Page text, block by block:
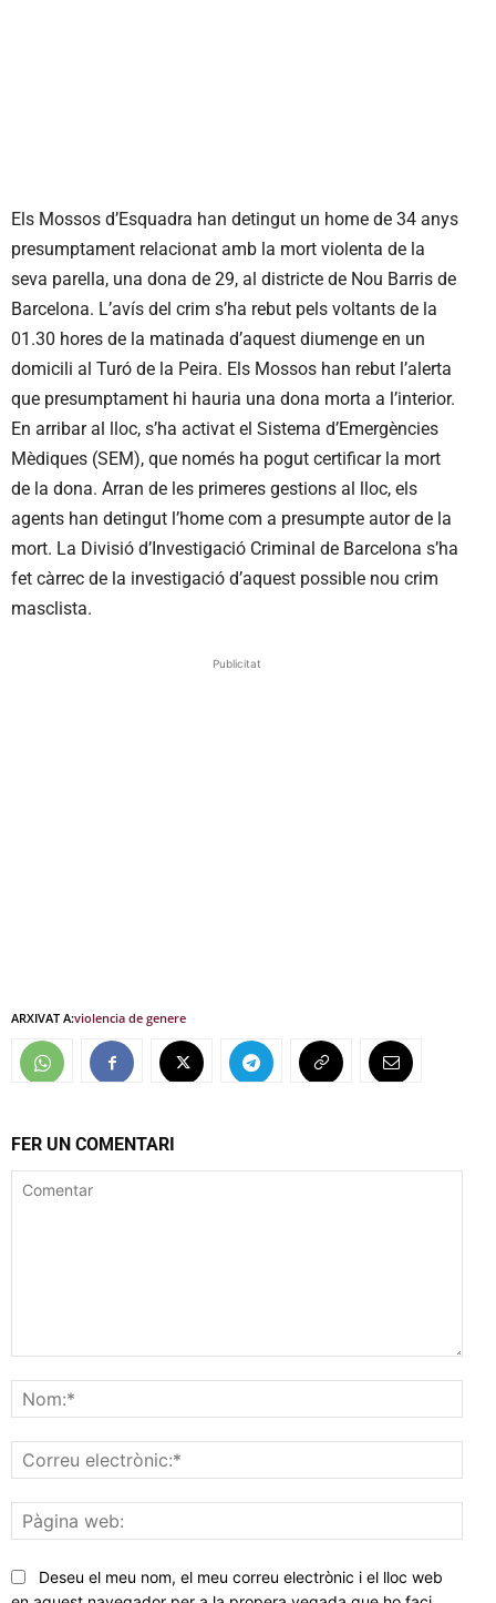
Els Mossos d’Esquadra han detingut un home de 34 anys
presumptament relacionat amb la mort violenta de la
seva parella, una dona de 29, al districte de Nou Barris de
Barcelona. L’avís del crim s’ha rebut pels voltants de la
01.30 hores de la matinada d’aquest diumenge en un
domicili al Turó de la Peira. Els Mossos han rebut l’alerta
que presumptament hi hauria una dona morta a l’interior.
En arribar al lloc, s’ha activat el Sistema d’Emergències
Mèdiques (SEM), que només ha pogut certificar la mort
de la dona. Arran de les primeres gestions al lloc, els
agents han detingut l’home com a presumpte autor de la
mort. La Divisió d’Investigació Criminal de Barcelona s’ha
fet càrrec de la investigació d’aquest possible nou crim
masclista.
Publicitat
ARXIVAT A:violencia de genere
FER UN COMENTARI
web:
Deseu el meu nom, el meu correu electrònic i el lloc web